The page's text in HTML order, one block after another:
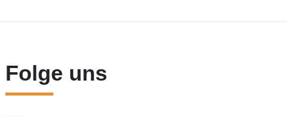
Folge uns